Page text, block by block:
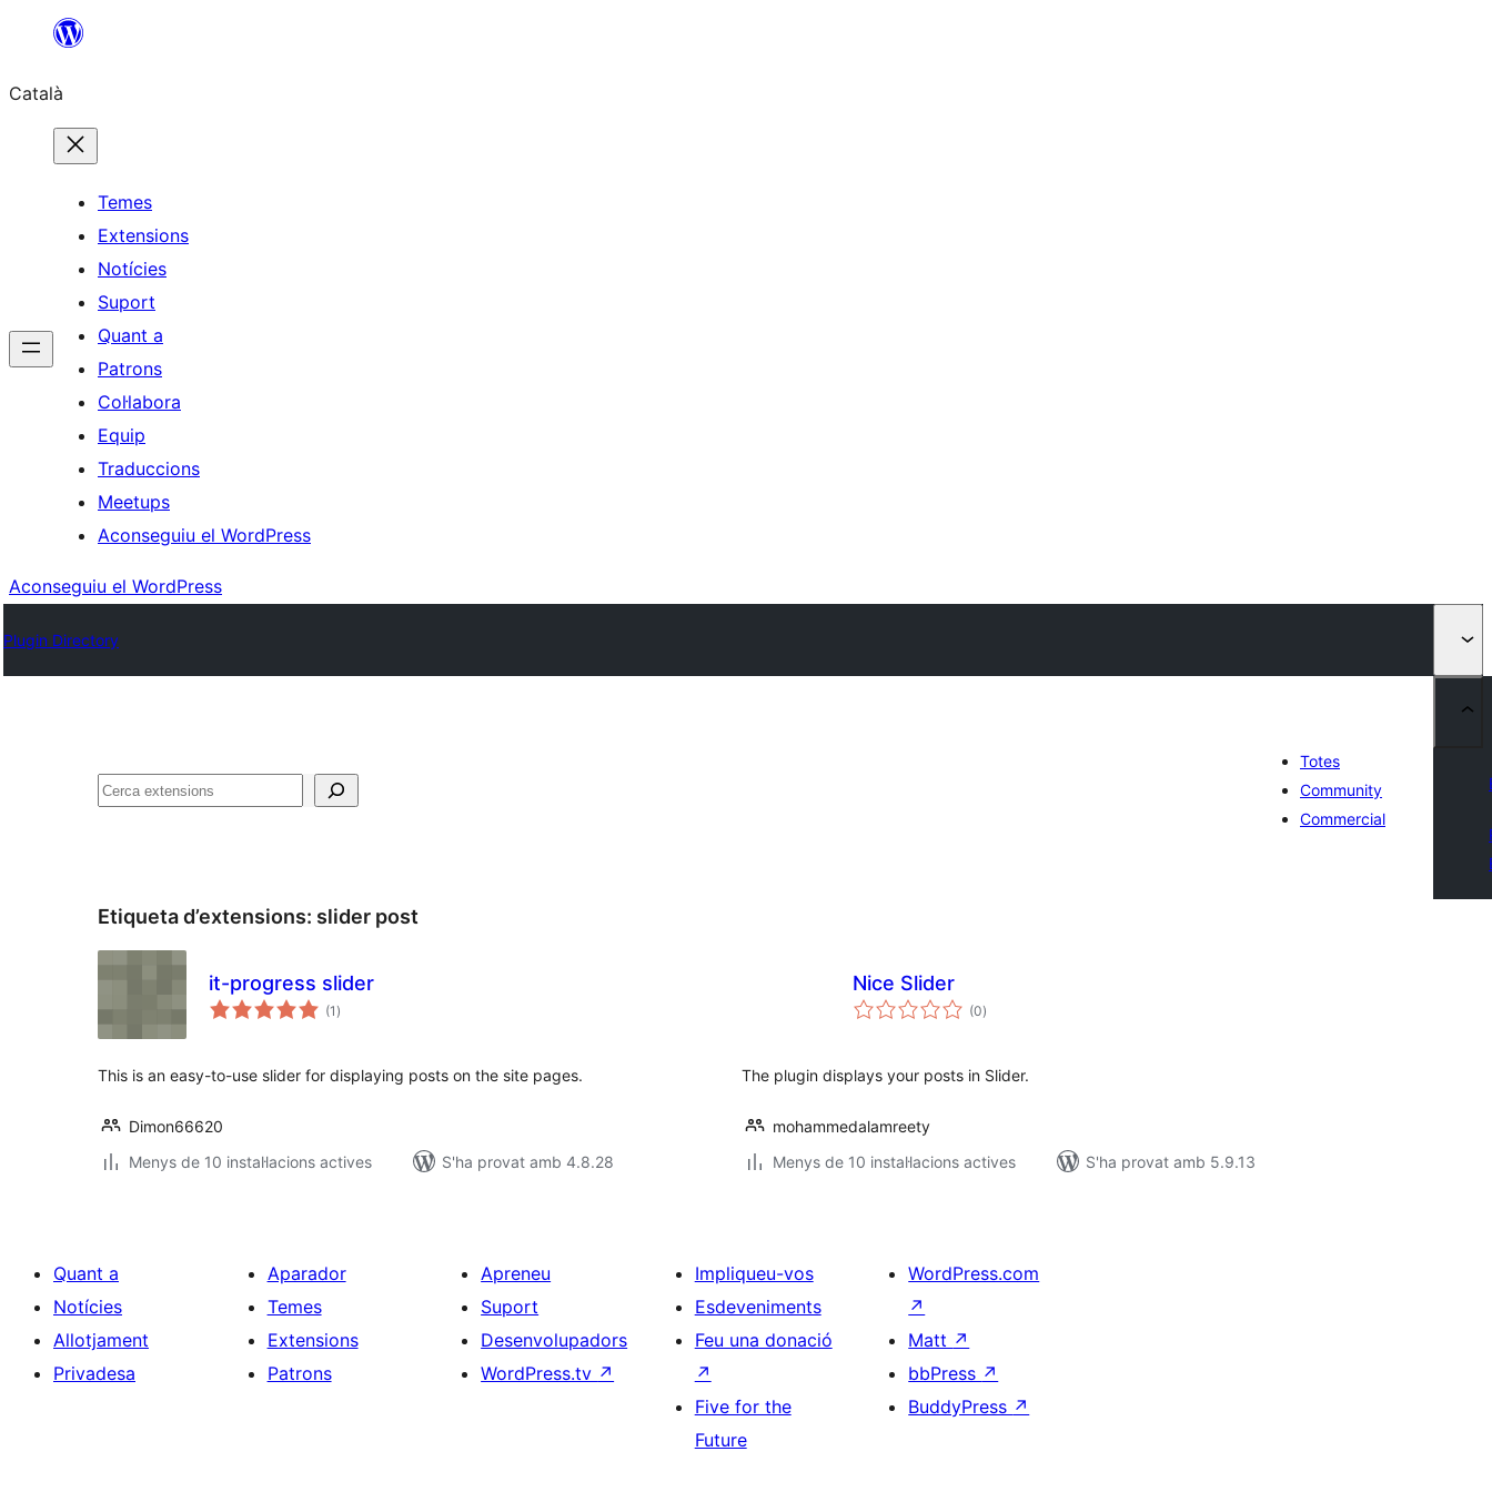
contingut
Català
Temes
Extensions
Notícies
Suport
Quant a
Patrons
Col·labora
Equip
Traduccions
Meetups
Aconseguiu el WordPress
Aconseguiu el WordPress
Plugin Directory
Cerca
Totes
Community
Commercial
Etiqueta d’extensions: slider post
it-progress slider
(1 puntuacions
totals
)
This is an easy-to-use slider for displaying posts on the site pages.
Dimon66620
Menys de 10 instal·lacions actives
S'ha provat amb 4.8.28
Nice Slider
(0puntuacions
totals
)
The plugin displays your posts in Slider.
mohammedalamreety
Menys de 10 instal·lacions actives
S'ha provat amb 5.9.13
Quant a
Notícies
Allotjament
Privadesa
Aparador
Temes
Extensions
Patrons
Apreneu
Suport
Desenvolupadors
WordPress.tv ↗
Impliqueu-vos
Esdeveniments
Feu una donació
↗
Five for the
Future
WordPress.com
↗
Matt ↗
bbPress ↗
BuddyPress ↗